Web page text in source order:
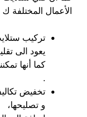
الأعمال المختلفة ك
تركيب
يعود الى
كما أنها
.
تخفيض
و تصليحها،